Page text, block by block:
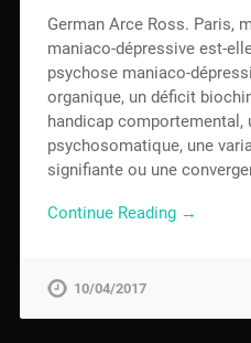
German Arce Ross. Paris,
maniaco-dépressive est-
psychose maniaco-
organique, un déficit
handicap comportemental,
psychosomatique, une
signifiante ou une
Continue Reading →
10/04/2017